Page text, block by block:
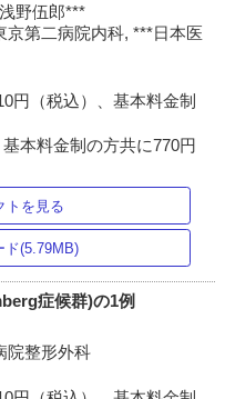
野伍郎***
第二病院内科, ***日本医
円（税込）、基本料金制
本料金制の方共に770円
トを見る
ド(5.79MB)
症候群)の1例
院整形外科